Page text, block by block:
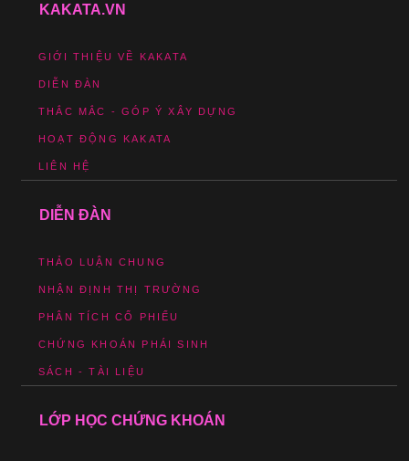
KAKATA.VN
GIỚI THIỆU VỀ KAKATA
DIỄN ĐÀN
THẮC MẮC - GÓP Ý XÂY DỰNG
HOẠT ĐỘNG KAKATA
LIÊN HỆ
DIỄN ĐÀN
THẢO LUẬN CHUNG
NHẬN ĐỊNH THỊ TRƯỜNG
PHÂN TÍCH CỔ PHIẾU
CHỨNG KHOÁN PHÁI SINH
SÁCH - TÀI LIỆU
LỚP HỌC CHỨNG KHOÁN